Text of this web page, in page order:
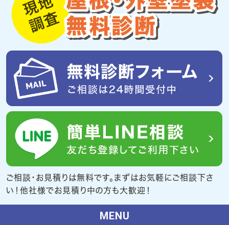
ご相談・お見積りは無料です。まずはお気軽にご相談下さ
い！他社様でお見積り中の方も大歓迎！
MENU